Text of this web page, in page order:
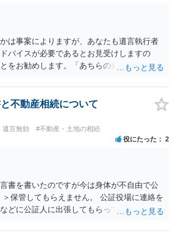
に検討する必要があります。ただし、死亡
のことですので、早急に戸籍、遺言の有
協議書の有無を確認した方がよいでしょ
不動産名義を変更している場合、遺言があ
が作成されているのか、奥様の署名押印が
分割未了の問題として整理すべき場合もあ
謄本、不動産登記簿、固定資産評価証明
し、弁護士に個別に相談した方がよいと思
は事案によりますが、あなたも遺言執行者
バイスが必要であるとお見受けしますの
をお勧めします。「あちらの弁護士」（元
ます。
不動産相続について
遺言無効 #不動産・土地の相続
役にたった 2
書を書いたのですが今は身体が不自由で公
保管してもらえません。 公証役場に連絡を
どに公証人に出張してもらって公正証書を
産名義を父から母に名義変更しておいた方